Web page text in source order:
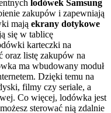
lodówek Samsung
zakupów i zapewniają
mają ekrany dotykowe
się w tablicę
karteczki na
oraz listę zakupów na
ma wbudowany moduł
Dzięki temu na
filmy czy seriale, a
Co więcej, lodówka jest
sterować nią zdalnie